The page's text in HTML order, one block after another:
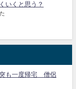
いくと思う？
突も一度帰宅 僧侶